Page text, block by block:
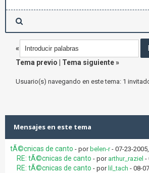
«
Tema previo
Tema siguiente»
Usuario(s) navegando en este tema: 1
Mensajes en este tema
tÃ©cnicas de canto - por belen-r- 07-23-
RE: tÃ©cnicas de canto - por arthur_raziel -
RE: tÃ©cnicas de canto - por lil_tach - 08-